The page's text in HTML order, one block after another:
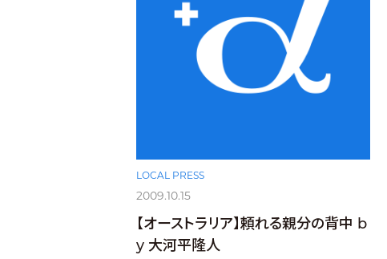
LOCAL PRESS
2009.10.15
【オーストラリア】頼れる親分の背中 b
y 大河平隆人